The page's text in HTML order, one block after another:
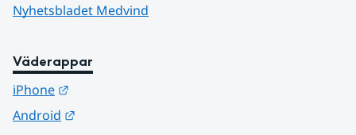
Nyhetsbladet Medvind
Väderappar
iPhone
Android